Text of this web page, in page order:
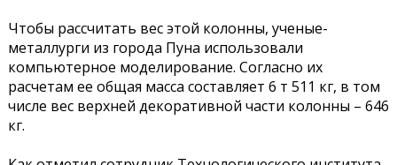
Чтобы рассчитать вес этой колонны, ученые-
металлурги из города Пуна использовали
компьютерное моделирование. Согласно их
расчетам ее общая масса составляет 6 т 511 кг, в том
числе вес верхней декоративной части колонны – 646
кг.